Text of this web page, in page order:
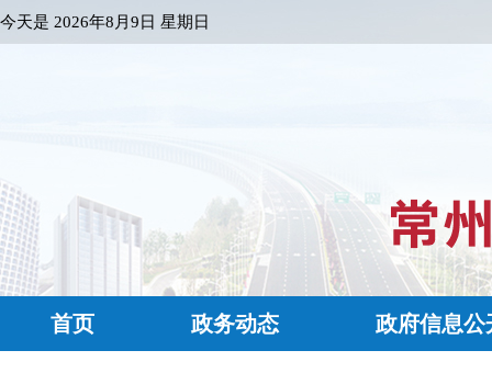
今天是 2026年8月9日 星期日
首页 政务动态 政府信息公